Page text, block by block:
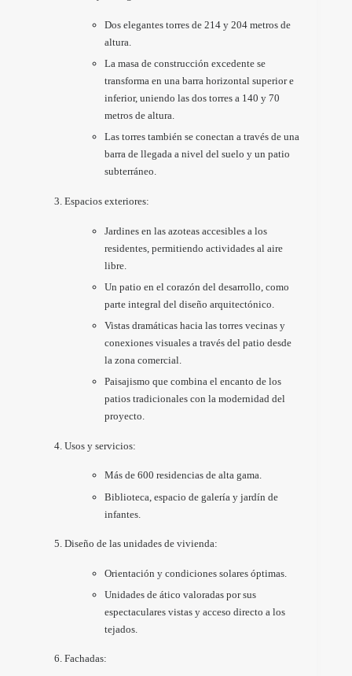
Dos elegantes torres de 214 y 204 metros de
altura.
La masa de construcción excedente se
transforma en una barra horizontal superior e
inferior, uniendo las dos torres a 140 y 70
metros de altura.
Las torres también se conectan a través de una
barra de llegada a nivel del suelo y un patio
subterráneo.
Espacios exteriores:
Jardines en las azoteas accesibles a los
residentes, permitiendo actividades al aire
libre.
Un patio en el corazón del desarrollo, como
parte integral del diseño arquitectónico.
Vistas dramáticas hacia las torres vecinas y
conexiones visuales a través del patio desde
la zona comercial.
Paisajismo que combina el encanto de los
patios tradicionales con la modernidad del
proyecto.
Usos y servicios:
Más de 600 residencias de alta gama.
Biblioteca, espacio de galería y jardín de
infantes.
Diseño de las unidades de vivienda:
Orientación y condiciones solares óptimas.
Unidades de ático valoradas por sus
espectaculares vistas y acceso directo a los
tejados.
Fachadas: